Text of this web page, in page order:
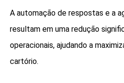
A automação de respostas e a
resultam em uma redução
operacionais, ajudando a
cartório.